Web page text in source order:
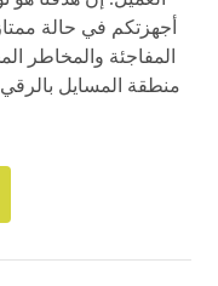
أجهزتكم في حالة
المفاجئة والمخاطر
منطقة المسايل